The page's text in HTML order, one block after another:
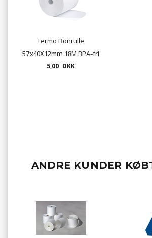
Termo Bonrulle
57x40X12mm 18M BPA-fri
5,00 DKK
ANDRE KUNDER